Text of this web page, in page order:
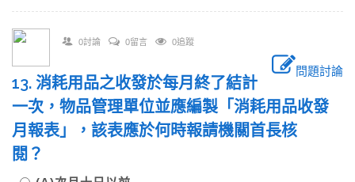
0討論 0留言 0追蹤
問題討論
13. 消耗用品之收發於每月終了結計
一次，物品管理單位並應編製「消耗用品收發
月報表」，該表應於何時報請機關首長核
閱？